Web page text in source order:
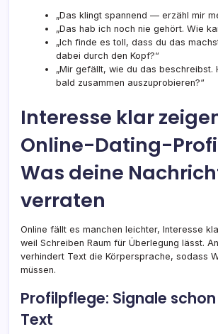
„Das klingt spannend — erzähl mir
„Das hab ich noch nie gehört. Wie
„Ich finde es toll, dass du das
dabei durch den Kopf?“
„Mir gefällt, wie du das beschreibst.
bald zusammen auszuprobieren?“
Interesse klar
Online-Dating-
Was deine
verraten
Online fällt es manchen leichter, Interesse
weil Schreiben Raum für Überlegung lässt.
verhindert Text die Körpersprache, sodass
müssen.
Profilpflege: Signale
Text